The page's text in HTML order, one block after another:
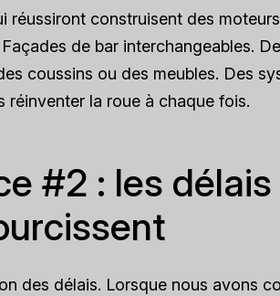
réussiront construisent des
de bar interchangeables.
coussins ou des meubles. Des
réinventer la roue à chaque fois.
#2 : les
des délais. Lorsque nous avons